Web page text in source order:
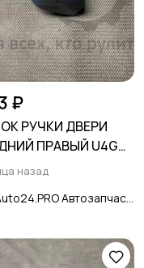
₽
РУЧКИ ДВЕРИ
ПРАВЫЙ U4G
CRETA
назад
Auto24.PRO Автозапчасти